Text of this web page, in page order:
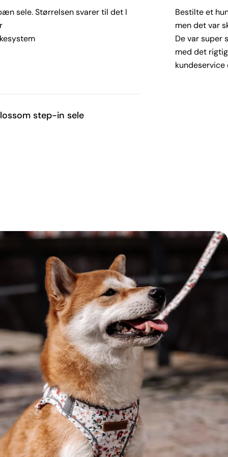
sele. Størrelsen svarer til det I
step-in sele
Bestilte et
men det var
De var super
med det
kundeservice